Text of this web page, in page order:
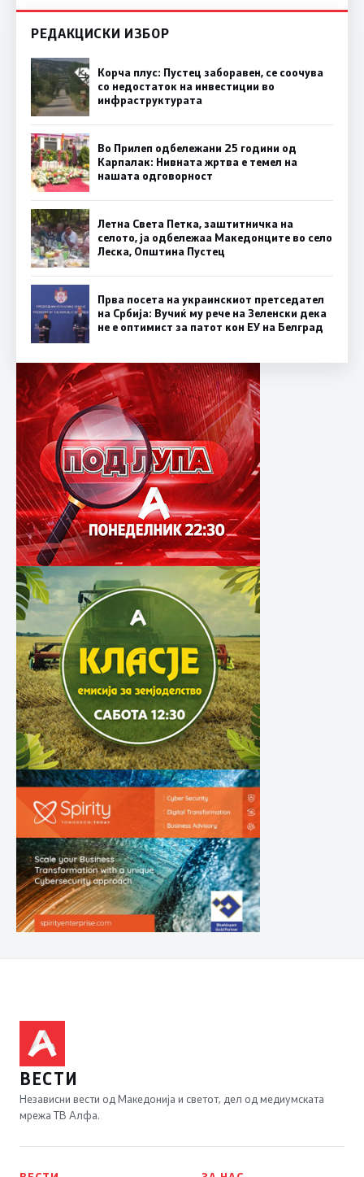
РЕДАКЦИСКИ ИЗБОР
Корча плус: Пустец заборавен, се соочува
со недостаток на инвестиции во
инфраструктурата
Во Прилеп одбележани 25 години од
Карпалак: Нивната жртва е темел на
нашата одговорност
Летна Света Петка, заштитничка на
селото, ја одбележаа Македонците во село
Леска, Општина Пустец
Прва посета на украинскиот претседател
на Србија: Вучиќ му рече на Зеленски дека
не е оптимист за патот кон ЕУ на Белград
ВЕСТИ
Независни вести од Македонија и светот, дел од медиумската
мрежа ТВ Алфа.